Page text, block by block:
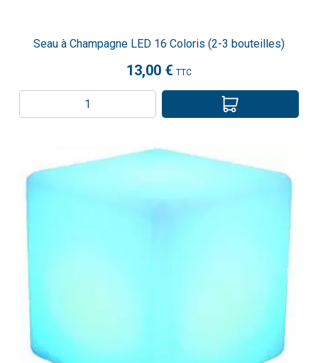
Seau à Champagne LED 16 Coloris (2-3 bouteilles)
13,00 € TTC